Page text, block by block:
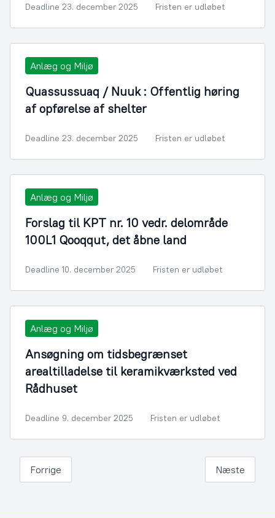
Deadline 23. december 2025 Fristen er udløbet
Anlæg og Miljø
Quassussuaq / Nuuk : Offentlig høring
af opførelse af shelter
Deadline 23. december 2025 Fristen er udløbet
Anlæg og Miljø
Forslag til KPT nr. 10 vedr. delområde
100L1 Qooqqut, det åbne land
Deadline 10. december 2025 Fristen er udløbet
Anlæg og Miljø
Ansøgning om tidsbegrænset
arealtilladelse til keramikværksted ved
Rådhuset
Deadline 9. december 2025 Fristen er udløbet
Forrige Næste